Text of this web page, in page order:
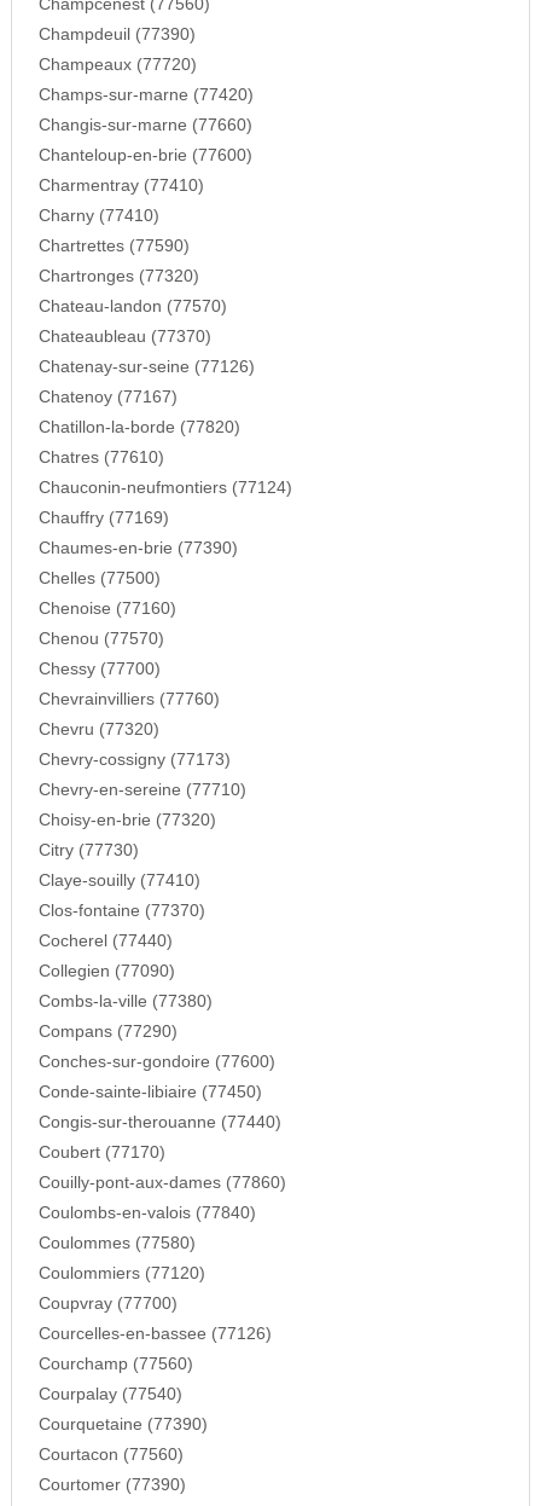
Champcenest (77560)
Champdeuil (77390)
Champeaux (77720)
Champs-sur-marne (77420)
Changis-sur-marne (77660)
Chanteloup-en-brie (77600)
Charmentray (77410)
Charny (77410)
Chartrettes (77590)
Chartronges (77320)
Chateau-landon (77570)
Chateaubleau (77370)
Chatenay-sur-seine (77126)
Chatenoy (77167)
Chatillon-la-borde (77820)
Chatres (77610)
Chauconin-neufmontiers (77124)
Chauffry (77169)
Chaumes-en-brie (77390)
Chelles (77500)
Chenoise (77160)
Chenou (77570)
Chessy (77700)
Chevrainvilliers (77760)
Chevru (77320)
Chevry-cossigny (77173)
Chevry-en-sereine (77710)
Choisy-en-brie (77320)
Citry (77730)
Claye-souilly (77410)
Clos-fontaine (77370)
Cocherel (77440)
Collegien (77090)
Combs-la-ville (77380)
Compans (77290)
Conches-sur-gondoire (77600)
Conde-sainte-libiaire (77450)
Congis-sur-therouanne (77440)
Coubert (77170)
Couilly-pont-aux-dames (77860)
Coulombs-en-valois (77840)
Coulommes (77580)
Coulommiers (77120)
Coupvray (77700)
Courcelles-en-bassee (77126)
Courchamp (77560)
Courpalay (77540)
Courquetaine (77390)
Courtacon (77560)
Courtomer (77390)